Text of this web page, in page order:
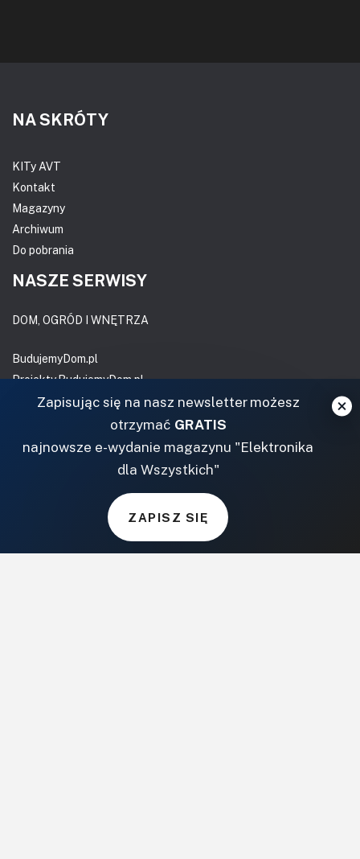
NA SKRÓTY
KITy AVT
Kontakt
Magazyny
Archiwum
Do pobrania
NASZE SERWISY
DOM, OGRÓD I WNĘTRZA
BudujemyDom.pl
Projekty.BudujemyDom.pl
CoZaIle.pl
Informator Budownictwa
ZielonyOgródek.pl
MagazynGitarzysta.pl
Zapisując się na nasz newsletter możesz
otrzymać GRATIS
najnowsze e-wydanie magazynu "Elektronika
dla Wszystkich"
ZAPISZ SIĘ